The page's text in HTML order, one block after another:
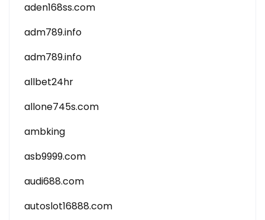
aden168ss.com
adm789.info
adm789.info
allbet24hr
allone745s.com
ambking
asb9999.com
audi688.com
autoslot16888.com